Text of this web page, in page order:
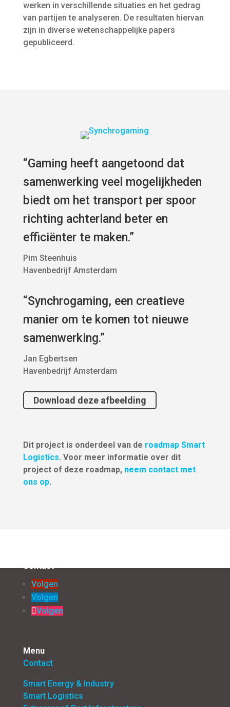
werken in verschillende situaties en het gedrag
van partijen te analyseren. De resultaten hiervan
zijn in diverse wetenschappelijke papers
gepubliceerd.
“Gaming heeft aangetoond dat
samenwerking veel mogelijkheden
biedt om het transport per spoor
richting achterland beter en
efficiënter te maken.”
Pim Steenhuis
Havenbedrijf Amsterdam
“Synchrogaming, een creatieve
manier om te komen tot nieuwe
samenwerking.”
Jan Egbertsen
Havenbedrijf Amsterdam
Download deze afbeelding
Dit project is onderdeel van de roadmap Smart
Logistics. Voor meer informatie over dit
project of deze roadmap, neem contact met
ons op.
Contact
Volgen
Volgen
Volgen
Menu
Contact
Smart Energy & Industry
Smart Logistics